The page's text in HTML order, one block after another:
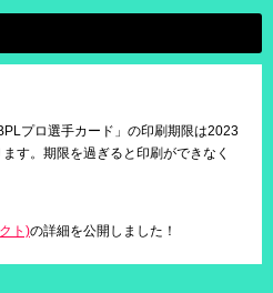
プロ選手カード」の印刷期限は2023
す。期限を過ぎると印刷ができなく
ト)の詳細を公開しました！